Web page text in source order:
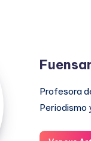
Profesora
Periodismo